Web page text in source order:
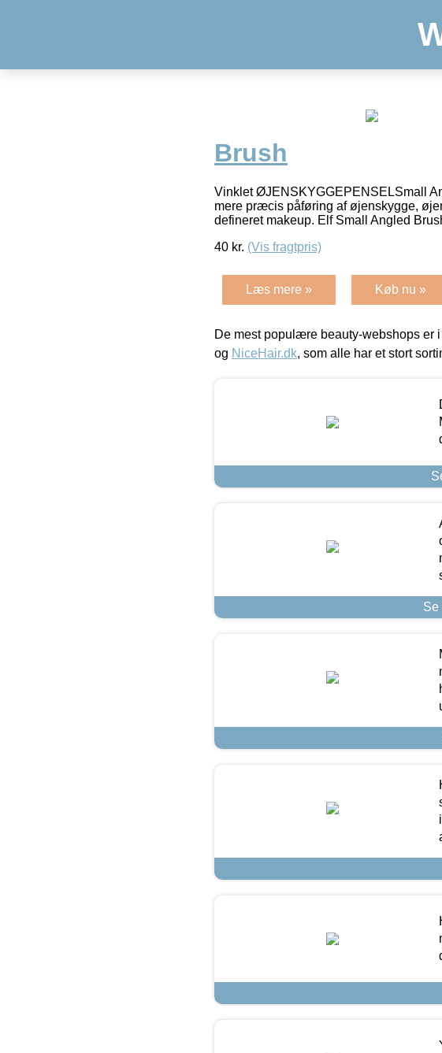
Brush
Vinklet ØJENSKYGGEPENSELSmall
mere præcis påføring af øjenskygge,
defineret makeup. Elf Small Angled
40 kr. (Vis fragtpris)
Læs mere » Køb nu »
De mest populære beauty-webshops er
og NiceHair.dk, som alle har et stort
Se